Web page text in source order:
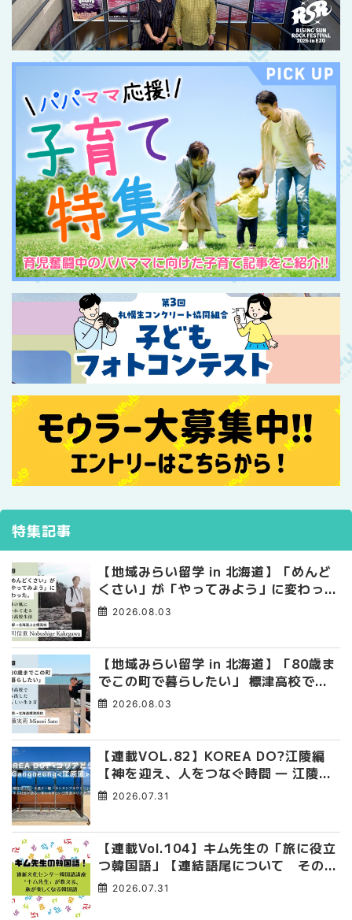
特集記事
【地域みらい留学 in 北海道】「めんど
くさい」が「やってみよう」に変わっ
た。 十勝の風に吹かれて走る、僕の泥
2026.08.03
【地域みらい留学 in 北海道】「80歳ま
でこの町で暮らしたい」 標津高校で踏
み出した、私らしい生き方
2026.08.03
【連載VOL.82】KOREA DO?江陵編
【神を迎え、人をつなぐ時間 ― 江陵端
午祭 】
2026.07.31
【連載Vol.104】キム先生の「旅に役立
つ韓国語」【連結語尾について その
4】2026.07.31